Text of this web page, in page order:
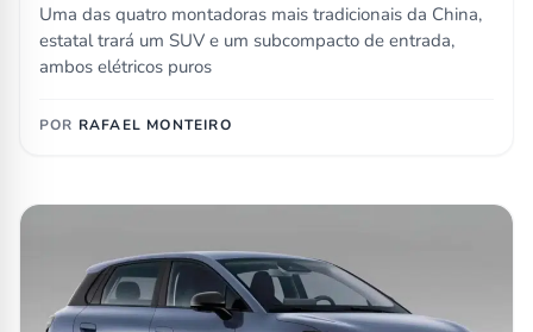
Uma das quatro montadoras mais tradicionais da China,
estatal trará um SUV e um subcompacto de entrada,
ambos elétricos puros
POR RAFAEL MONTEIRO